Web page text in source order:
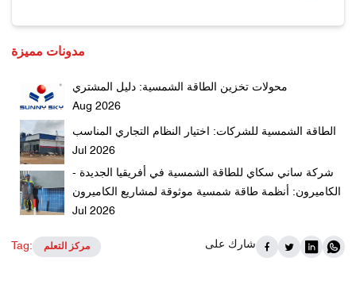
مدونات مميزة
محولات تخزين الطاقة الشمسية: دليل المشتري
Aug 2026
الطاقة الشمسية للشركات: اختيار النظام التجاري المناسب
Jul 2026
شركة ساني سكاي للطاقة الشمسية في أفريقيا الجديدة -
الكاميرون: أنظمة طاقة شمسية موثوقة لمشاريع الكاميرون
Jul 2026
Tag: مركز التعلم شارك على